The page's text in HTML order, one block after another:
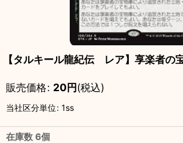
【タルキール龍紀伝 レア】享楽者の
販売価格: 20円(税込)
当社区分単位: 1ss
在庫数 6個